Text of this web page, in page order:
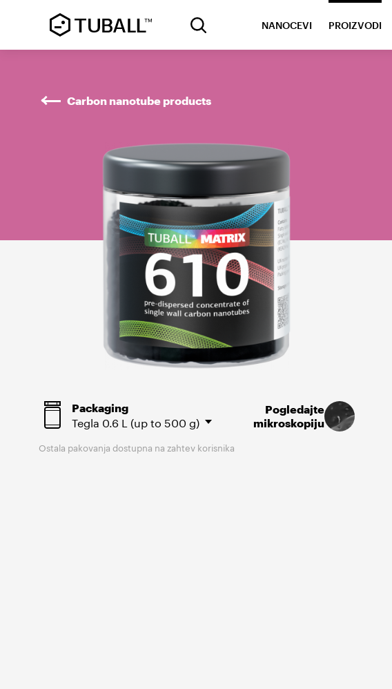
NANOCEVI PROIZVODI
Carbon nanotube products
Packaging
Tegla 0.6 L (up to 500 g)
Ostala pakovanja dostupna na zahtev korisnika
Pogledajte
mikroskopiju